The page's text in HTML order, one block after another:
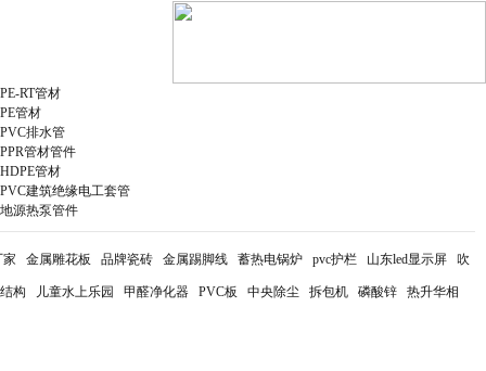
PE-RT管材
PE管材
PVC排水管
PPR管材管件
HDPE管材
PVC建筑绝缘电工套管
地源热泵管件
家 金属雕花板 品牌瓷砖 金属踢脚线 蓄热电锅炉 pvc护栏 山东led显示屏 吹
构 儿童水上乐园 甲醛净化器 PVC板 中央除尘 拆包机 磷酸锌 热升华相